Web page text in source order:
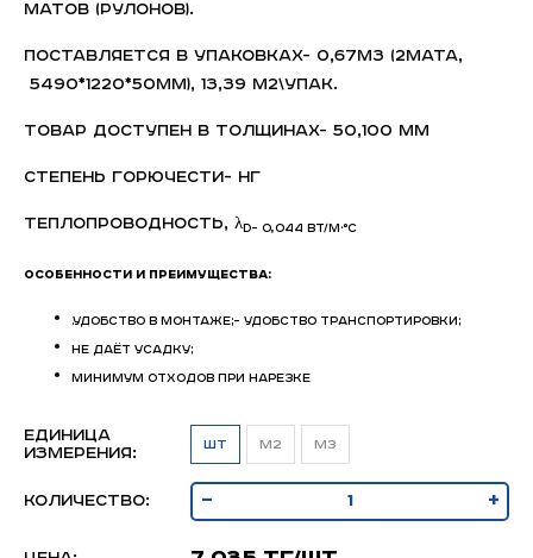
матов (рулонов).
Поставляется в упаковках- 0,67м3 (2мата,
5490*1220*50мм), 13,39 м2\упак.
Товар доступен в толщинах- 50,100 мм
Степень горючести- НГ
Теплопроводность, λD- 0,044 Вт/м·°С
ОСОБЕННОСТИ И ПРЕИМУЩЕСТВА:
.удобство в монтаже;- удобство транспортировки;
не даёт усадку;
минимум отходов при нарезке
Единица
измерения:
шт м2 м3
Количество: - +